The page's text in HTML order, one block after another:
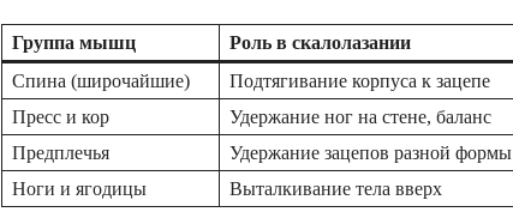
Группа мышц Роль в скалолазании
Спина (широчайшие)
Подтягивание корпуса к зацепе
Пресс и кор
Удержание ног на стене, баланс
Предплечья
Удержание зацепов разной формы
Ноги и ягодицы
Выталкивание тела вверх